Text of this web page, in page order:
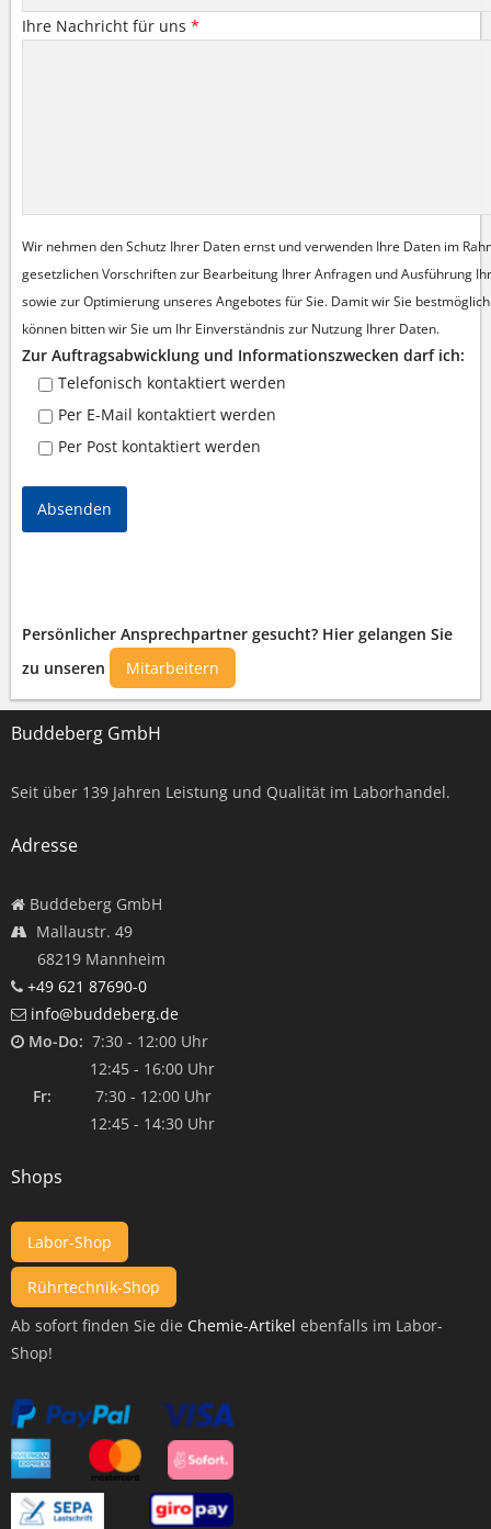
Ihre Nachricht für uns *
Wir nehmen den Schutz Ihrer Daten ernst und verwenden Ihre Daten im
gesetzlichen Vorschriften zur Bearbeitung Ihrer Anfragen und Ausführung
sowie zur Optimierung unseres Angebotes für Sie. Damit wir Sie
können bitten wir Sie um Ihr Einverständnis zur Nutzung Ihrer Daten.
Zur Auftragsabwicklung und Informationszwecken darf ich:
Telefonisch kontaktiert werden
Per E-Mail kontaktiert werden
Per Post kontaktiert werden
Absenden
Persönlicher Ansprechpartner gesucht? Hier gelangen Sie
zu unseren
Mitarbeitern
Buddeberg GmbH
Seit über 139 Jahren Leistung und Qualität im Laborhandel.
Adresse
Buddeberg GmbH
Mallaustr. 49
68219 Mannheim
+49 621 87690-0
info@buddeberg.de
Mo-Do: 7:30 - 12:00 Uhr
12:45 - 16:00 Uhr
Fr: 7:30 - 12:00 Uhr
12:45 - 14:30 Uhr
Shops
Labor-Shop
Rührtechnik-Shop
Ab sofort finden Sie die Chemie-Artikel ebenfalls im Labor-
Shop!